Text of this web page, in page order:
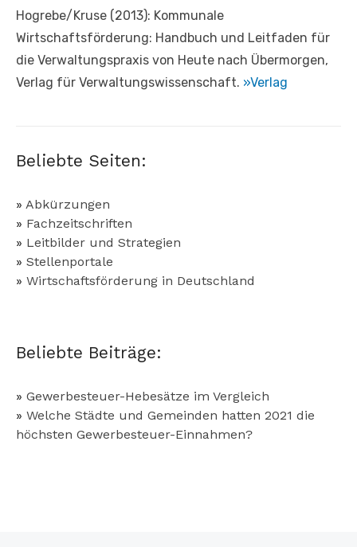
Hogrebe/Kruse (2013): Kommunale
Wirtschaftsförderung: Handbuch und Leitfaden für
die Verwaltungspraxis von Heute nach Übermorgen,
‎Verlag für Verwaltungswissenschaft. »Verlag
Beliebte Seiten:
» Abkürzungen
» Fachzeitschriften
» Leitbilder und Strategien
» Stellenportale
» Wirtschaftsförderung in Deutschland
Beliebte Beiträge:
» Gewerbesteuer-Hebesätze im Vergleich
» Welche Städte und Gemeinden hatten 2021 die
höchsten Gewerbesteuer-Einnahmen?